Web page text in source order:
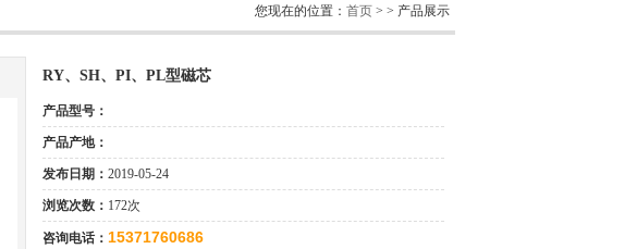
您现在的位置： 首页 > > 产品展示
RY、SH、PI、PL型磁芯
产品型号：
产品产地：
发布日期： 2019-05-24
浏览次数： 172次
咨询电话： 15371760686